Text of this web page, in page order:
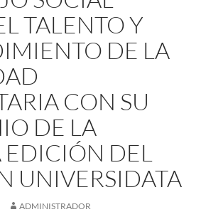
TALENTO Y
DE LA
CON SU
DE LA
EDICIÓN DEL
UNIVERSIDATA
ADMINISTRADOR